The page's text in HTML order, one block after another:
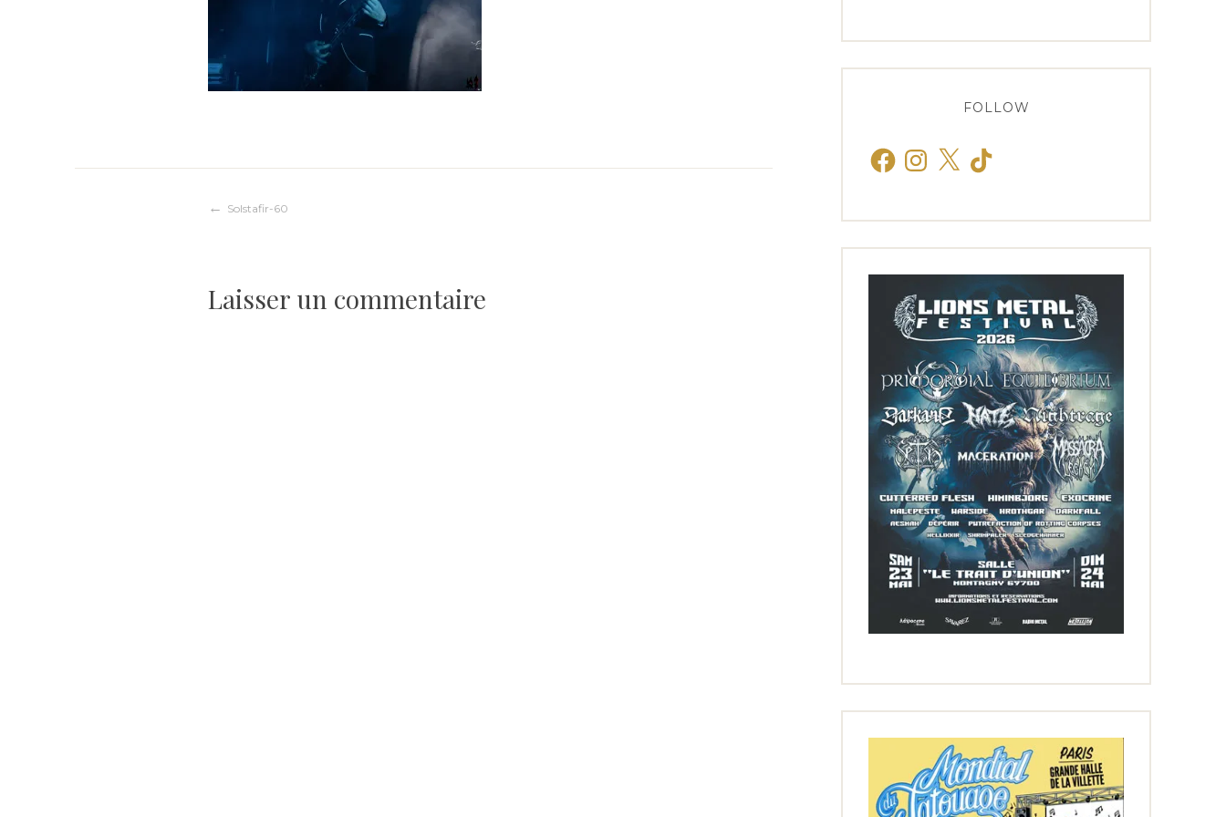
Navigation
l’article
Solstafir-60
Laisser un commentaire
FOLLOW
FacebookInstagram
X TikTok